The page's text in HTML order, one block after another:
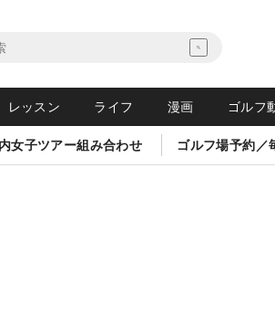
レッスン ライフ 漫画 ゴルフ
女子ツアー組み合わせ ゴルフ場予約／